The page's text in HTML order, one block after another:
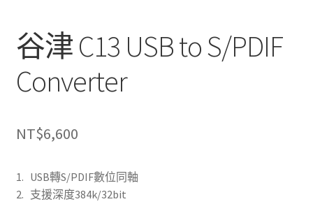
谷津 C13 USB to S/PDIF
Converter
NT$6,600
1. USB轉S/PDIF數位同軸
2. 支援深度384k/32bit